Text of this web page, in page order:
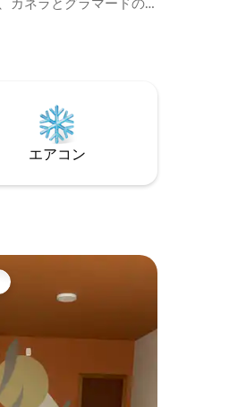
トのすぐ近くという絶
にある、有名なゴール
ガウシャを探索したり
完全なウェルビーイン
思い出を作るのに最適
エアコン